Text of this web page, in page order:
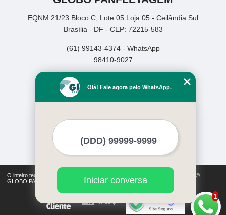
EQNM 21/23 Bloco C, Lote 05 Loja 05 - Ceilândia Sul
Brasília - DF - CEP: 72215-583
(61) 99143-4374 - WhatsApp
98410-9027
Empresa
Missão
Mapa do site
O inteiro teor deste site está sujeito à proteção de direitos autorais. Copyright©
GLOBO PANFLETAGEM (Lei 9610 de 19/02/1998)
1
Olá! Fale agora pelo WhatsApp.
Iniciar conversa